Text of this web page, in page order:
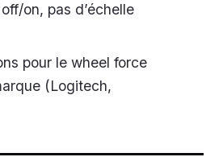
on, pas d’échelle
pour le wheel force
(Logitech,